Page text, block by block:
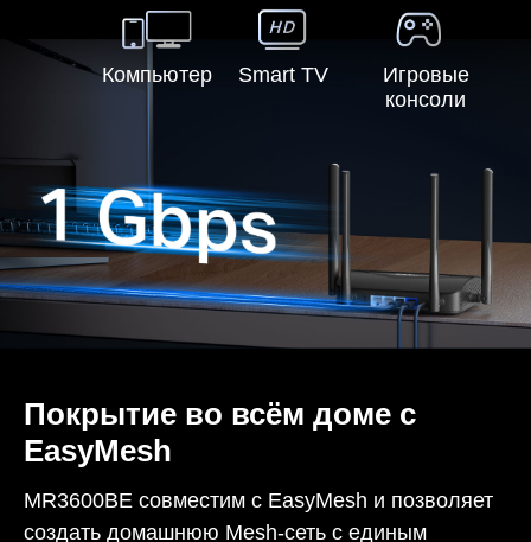
Компьютер Smart TV
Игровые
консоли
Покрытие во всём доме с
EasyMesh
MR3600BE совместим с EasyMesh и позволяет
создать домашнюю Mesh-сеть с единым